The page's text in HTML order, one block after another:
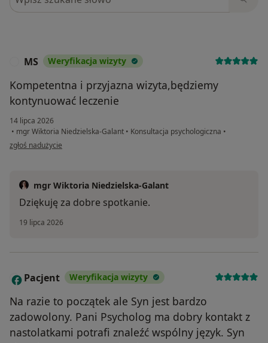
MS Weryfikacja wizyty
Kompetentna i przyjazna wizyta,będziemy
kontynuować leczenie
14 lipca 2026
• mgr Wiktoria Niedzielska-Galant • Konsultacja psychologiczna •
w opinii użytkownika MS
zgłoś nadużycie
mgr Wiktoria Niedzielska-Galant
Dziękuję za dobre spotkanie.
19 lipca 2026
P Pacjent Weryfikacja wizyty
Na razie to początek ale Syn jest bardzo
zadowolony. Pani Psycholog ma dobry kontakt z
nastolatkami potrafi znaleźć wspólny język. Syn